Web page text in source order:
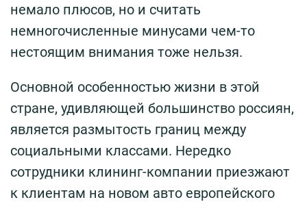
немало плюсов, но и считать
немногочисленные минусами чем-то
нестоящим внимания тоже нельзя.
Основной особенностью жизни в этой
стране, удивляющей большинство россиян,
является размытость границ между
социальными классами. Нередко
сотрудники клининг-компании приезжают
к клиентам на новом авто европейского